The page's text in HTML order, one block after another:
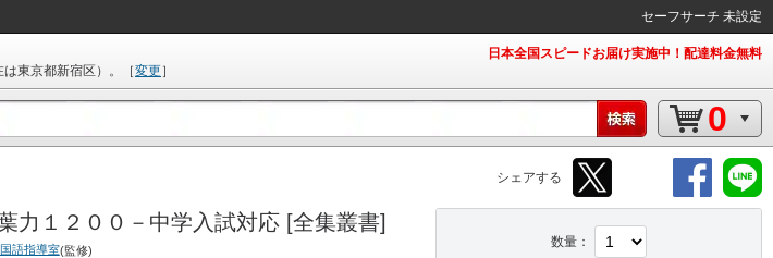
セーフサーチ 未設定
は東京都新宿区 ）。 ［変更］
日本全国スピードお届け実施中！配達料金無料
0
シェアする
力１２００－中学入試対応 [全集叢書]
語指導室(監修)
数量